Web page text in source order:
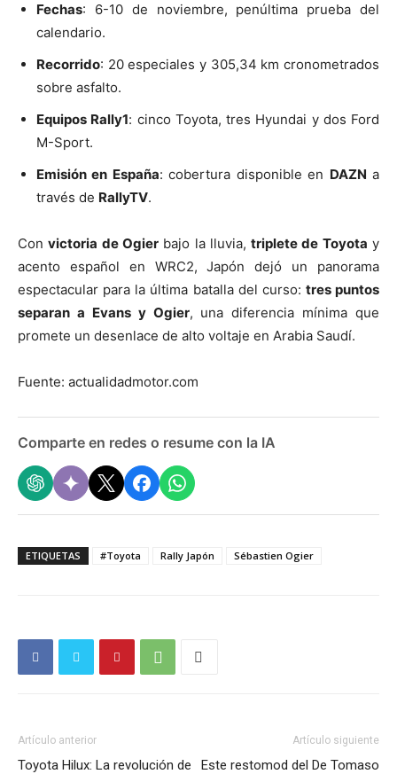
Fechas: 6-10 de noviembre, penúltima prueba del
calendario.
Recorrido: 20 especiales y 305,34 km cronometrados
sobre asfalto.
Equipos Rally1: cinco Toyota, tres Hyundai y dos Ford
M-Sport.
Emisión en España: cobertura disponible en DAZN a
través de RallyTV.
Convictoria de Ogierbajo la lluvia,triplete de Toyota y
acento español en WRC2, Japón dejó un panorama
espectacular para la última batalla del curso: tres puntos
separan a Evans y Ogier, una diferencia mínima que
promete un desenlace de alto voltaje en Arabia Saudí.
Fuente: actualidadmotor.com
Comparte en redes o resume con la IA
ETIQUETAS #Toyota Rally Japón Sébastien Ogier
Artículo anterior
Toyota Hilux: La revolución de
Artículo siguiente
Este restomod del De Tomaso